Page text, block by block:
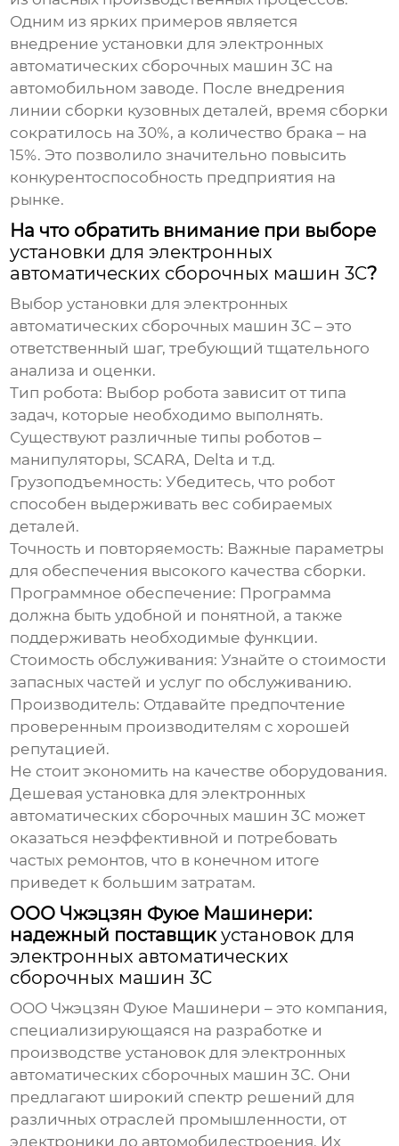
Одним из ярких примеров является
внедрениеустановки для электронных
автоматических сборочных машин 3C на
автомобильном заводе. После внедрения
линии сборки кузовных деталей, время сборки
сократилось на 30%, а количество брака – на
15%. Это позволило значительно повысить
конкурентоспособность предприятия на
рынке.
На что обратить внимание при выборе
установки для электронных
автоматических сборочных машин 3C?
Выборустановки для электронных
автоматических сборочных машин 3C – это
ответственный шаг, требующий тщательного
анализа и оценки.
Тип робота: Выбор робота зависит от типа
задач, которые необходимо выполнять.
Существуют различные типы роботов –
манипуляторы, SCARA, Delta и т.д.
Грузоподъемность: Убедитесь, что робот
способен выдерживать вес собираемых
деталей.
Точность и повторяемость: Важные параметры
для обеспечения высокого качества сборки.
Программное обеспечение: Программа
должна быть удобной и понятной, а также
поддерживать необходимые функции.
Стоимость обслуживания: Узнайте о стоимости
запасных частей и услуг по обслуживанию.
Производитель: Отдавайте предпочтение
проверенным производителям с хорошей
репутацией.
Не стоит экономить на качестве оборудования.
Дешеваяустановка для электронных
автоматических сборочных машин 3C может
оказаться неэффективной и потребовать
частых ремонтов, что в конечном итоге
приведет к большим затратам.
ООО Чжэцзян Фуюе Машинери:
надежный поставщикустановок для
электронных автоматических
сборочных машин 3C
ООО Чжэцзян Фуюе Машинери – это компания,
специализирующаяся на разработке и
производствеустановок для электронных
автоматических сборочных машин 3C. Они
предлагают широкий спектр решений для
различных отраслей промышленности, от
электроники до автомобилестроения. Их